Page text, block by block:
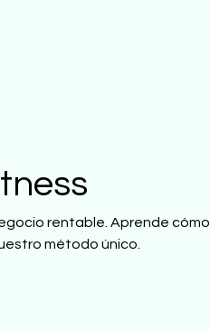
rentable. Aprende cómo
método único.